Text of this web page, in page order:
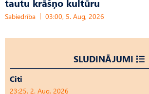
Sabiedrība 03:00, 5. Aug, 2026
SLUDINĀJUMI
Citi
23:25, 2. Aug, 2026